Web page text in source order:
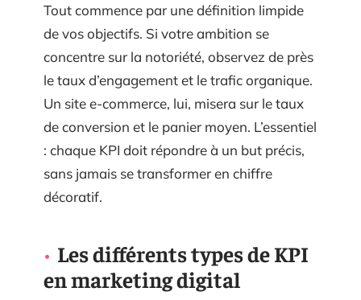
Tout commence par une définition limpide
de vos objectifs. Si votre ambition se
concentre sur la notoriété, observez de près
le taux d’engagement et le trafic organique.
Un site e-commerce, lui, misera sur le taux
de conversion et le panier moyen. L’essentiel
: chaque KPI doit répondre à un but précis,
sans jamais se transformer en chiffre
décoratif.
Les différents types de KPI
en marketing digital